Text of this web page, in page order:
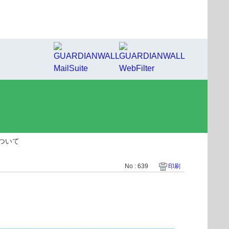
いて
No : 639 印刷